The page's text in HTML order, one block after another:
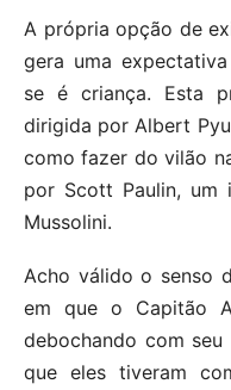
A própria opção de
gera uma
se é criança. Esta
dirigida por Albert
como fazer do vilão
por Scott Paulin, um
Mussolini.
Acho válido o senso
em que o Capitão
debochando com
que eles tiveram